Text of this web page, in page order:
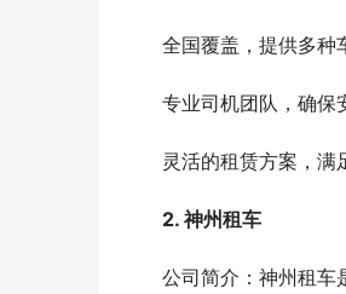
全国覆盖，提供多种
专业司机团队，确保
灵活的租赁方案，满
2. 神州租车
公司简介：神州租车是